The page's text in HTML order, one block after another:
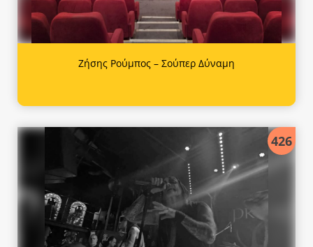
Ζήσης Ρούμπος – Σούπερ Δύναμη
426